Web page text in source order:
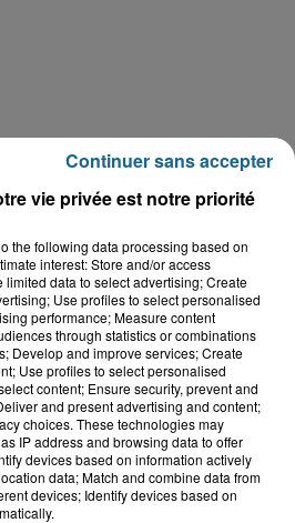
vie privée est notre priorité
the following data processing based on
interest: Store and/or access
data to select advertising; Create
Use profiles to select personalised
performance; Measure content
through statistics or combinations
Develop and improve services; Create
Use profiles to select personalised
content; Ensure security, prevent and
and present advertising and content;
choices. These technologies may
IP address and browsing data to offer
devices based on information actively
data; Match and combine data from
devices; Identify devices based on
Continuer sans accepter